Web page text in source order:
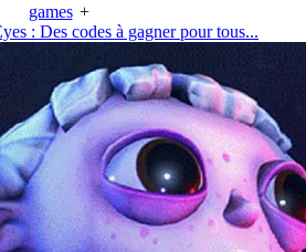
games +
: Des codes à gagner pour tous...